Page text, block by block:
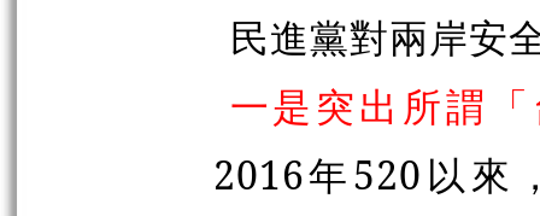
民進黨對兩岸安
一是突出所謂
2016年520以來